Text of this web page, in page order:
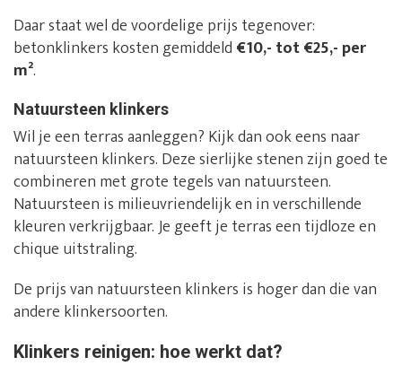
Daar staat wel de voordelige prijs tegenover:
betonklinkers kosten gemiddeld €10,- tot €25,- per
m².
Natuursteen klinkers
Wil je een terras aanleggen? Kijk dan ook eens naar
natuursteen klinkers. Deze sierlijke stenen zijn goed te
combineren met grote tegels van natuursteen.
Natuursteen is milieuvriendelijk en in verschillende
kleuren verkrijgbaar. Je geeft je terras een tijdloze en
chique uitstraling.
De prijs van natuursteen klinkers is hoger dan die van
andere klinkersoorten.
Klinkers reinigen: hoe werkt dat?